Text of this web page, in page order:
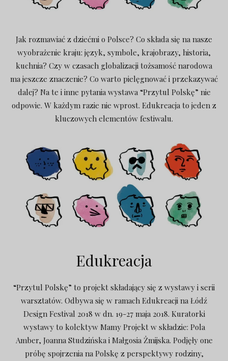
Jak rozmawiać z dziećmi o Polsce? Co składa się na nasze
wyobrażenie kraju: język, symbole, krajobrazy, historia,
kuchnia? Czy w czasach globalizacji tożsamość narodowa
ma jeszcze znaczenie? Co warto pielęgnować i przekazywać
dalej? Na te i inne pytania wystawa “Przytul Polskę” nie
odpowie. W każdym razie nie wprost. Edukreacja to jeden z
kluczowych elementów festiwalu.
Edukreacja
“Przytul Polskę” to projekt składający się z wystawy i serii
warsztatów. Odbywa się w ramach Edukreacji na Łódź
Design Festival 2018 w dn. 19-27 maja 2018. Kuratorki
wystawy to kolektyw Mamy Projekt w składzie: Pola
Amber, Joanna Studzińska i Małgosia Żmijska. Podjęły one
próbę spojrzenia na Polskę z perspektywy rodziny,